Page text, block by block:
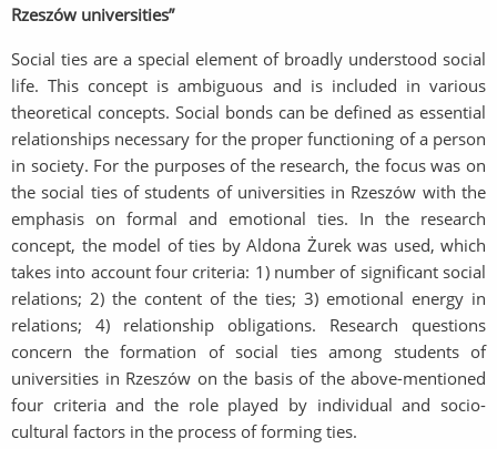
Rzeszów universities”
Social ties are a special element of broadly understood social
life. This concept is ambiguous and is included in various
theoretical concepts. Social bonds can be defined as essential
relationships necessary for the proper functioning of a person
in society. For the purposes of the research, the focus was on
the social ties of students of universities in Rzeszów with the
emphasis on formal and emotional ties. In the research
concept, the model of ties by Aldona Żurek was used, which
takes into account four criteria: 1) number of significant social
relations; 2) the content of the ties; 3) emotional energy in
relations; 4) relationship obligations. Research questions
concern the formation of social ties among students of
universities in Rzeszów on the basis of the above-mentioned
four criteria and the role played by individual and socio-
cultural factors in the process of forming ties.